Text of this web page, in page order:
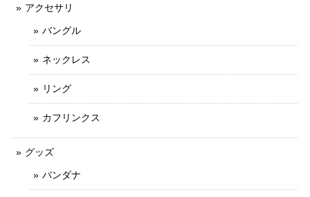
アクセサリ
バングル
ネックレス
リング
カフリンクス
グッズ
バンダナ